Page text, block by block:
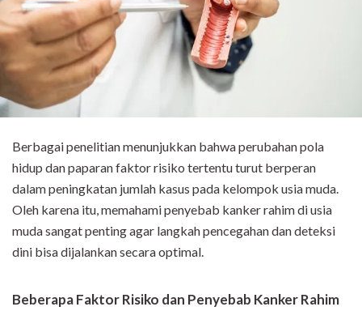
Berbagai penelitian menunjukkan bahwa perubahan pola
hidup dan paparan faktor risiko tertentu turut berperan
dalam peningkatan jumlah kasus pada kelompok usia muda.
Oleh karena itu, memahami penyebab kanker rahim di usia
muda sangat penting agar langkah pencegahan dan deteksi
dini bisa dijalankan secara optimal.
Beberapa Faktor Risiko dan Penyebab Kanker Rahim